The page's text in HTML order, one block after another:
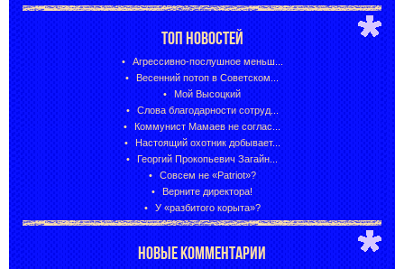
ТОП НОВОСТЕЙ
Агрессивно-послушное меньш...
Весенний потоп в Советском...
Мой Высоцкий
Слова благодарности сотруд...
Коммунист Мамаев не соглас...
Настоящий охотник добывает...
Георгий Прокопьевич Загайн...
Совсем не «Patriot»?
Верните директора!
У «разбитого корыта»?
НОВЫЕ КОММЕНТАРИИ